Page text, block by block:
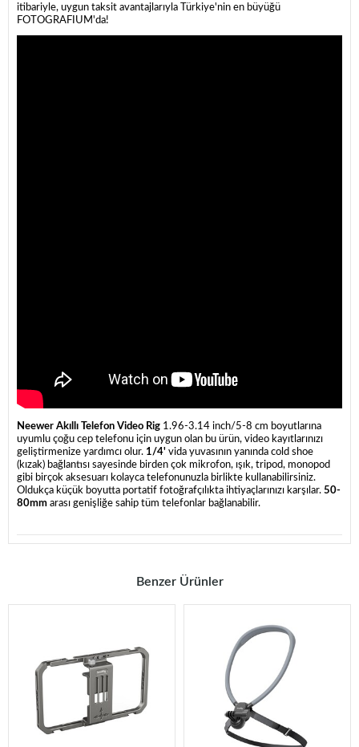
itibariyle, uygun taksit avantajlarıyla Türkiye'nin en büyüğü
FOTOGRAFIUM'da!
Neewer Akıllı Telefon Video Rig 1.96-3.14 inch/5-8 cm boyutlarına
uyumlu çoğu cep telefonu için uygun olan bu ürün, video kayıtlarınızı
geliştirmenize yardımcı olur. 1/4' vida yuvasının yanında cold shoe
(kızak) bağlantısı sayesinde birden çok mikrofon, ışık, tripod, monopod
gibi birçok aksesuarı kolayca telefonunuzla birlikte kullanabilirsiniz.
Oldukça küçük boyutta portatif fotoğrafçılıkta ihtiyaçlarınızı karşılar. 50-
80mm arası genişliğe sahip tüm telefonlar bağlanabilir.
Benzer Ürünler